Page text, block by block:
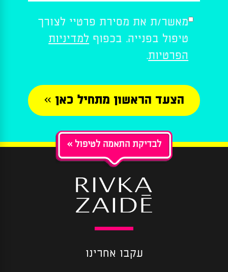
leave
this
field
מאשר/ת את מסירת פרטיי לצורך
טיפול בפנייה. בכפוף למדיניות
הפרטיות.
« לבדיקת התאמה לטיפול
עקבו אחרינו